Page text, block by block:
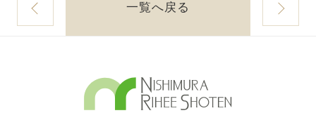
一覧へ戻る